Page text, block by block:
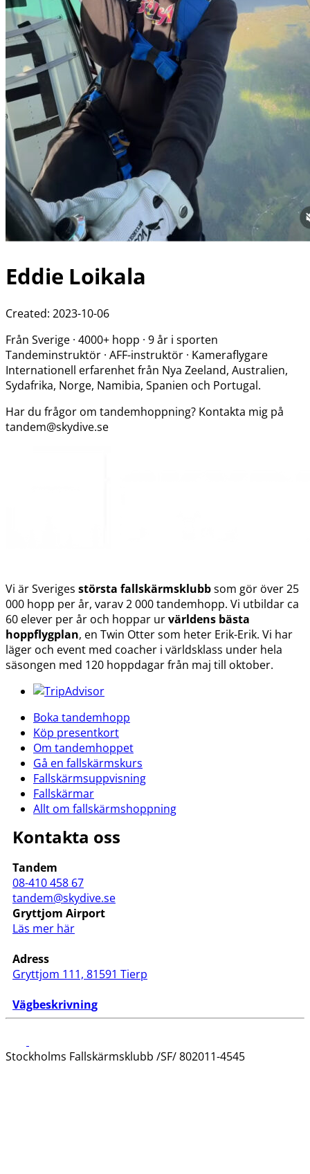
Eddie Loikala
Created: 2023-10-06
Från Sverige · 4000+ hopp · 9 år i sporten
Tandeminstruktör · AFF-instruktör · Kameraflygare
Internationell erfarenhet från Nya Zeeland, Australien,
Sydafrika, Norge, Namibia, Spanien och Portugal.
Har du frågor om tandemhoppning? Kontakta mig på
tandem@skydive.se
Vi är Sveriges största fallskärmsklubbsom gör över 25
000 hopp per år, varav 2 000 tandemhopp. Vi utbildar ca
60 elever per år och hoppar urvärldens bästa
hoppflygplan, en Twin Otter som heter Erik-Erik. Vi har
läger och event med coacher i världsklass under hela
säsongen med 120 hoppdagar från maj till oktober.
Boka tandemhopp
Köp presentkort
Om tandemhoppet
Gå en fallskärmskurs
Fallskärmsuppvisning
Fallskärmar
Allt om fallskärmshoppning
Kontakta oss
Tandem
08-410 458 67
tandem@skydive.se
Gryttjom Airport
Läs mer här
Adress
Gryttjom 111, 81591 Tierp
Vägbeskrivning
Stockholms Fallskärmsklubb /SF/ 802011-4545